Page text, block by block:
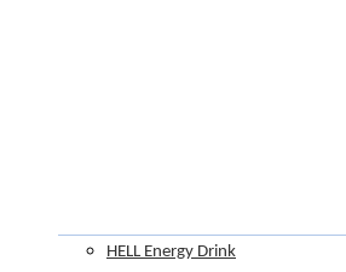
HELL Energy Drink